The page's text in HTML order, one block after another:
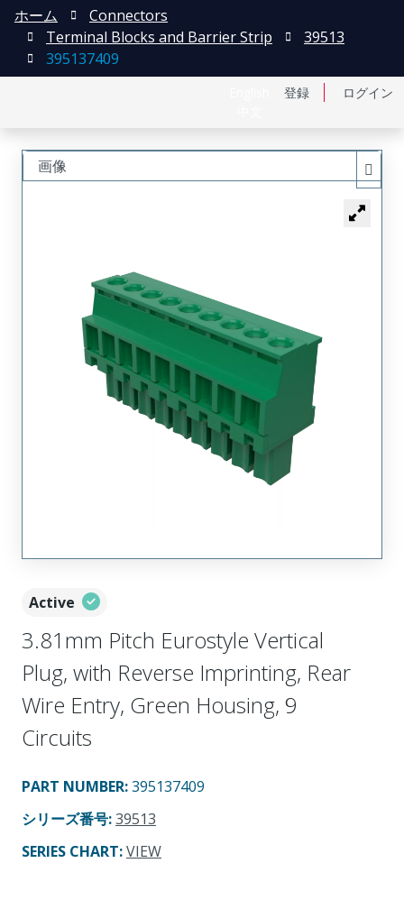
登録 ログイン
ホーム
Connectors
Terminal Blocks and Barrier Strip
39513
395137409
Active
3.81mm Pitch Eurostyle Vertical
Plug, with Reverse Imprinting, Rear
Wire Entry, Green Housing, 9
Circuits
PART NUMBER:395137409
シリーズ番号:39513
SERIES CHART:VIEW
画像